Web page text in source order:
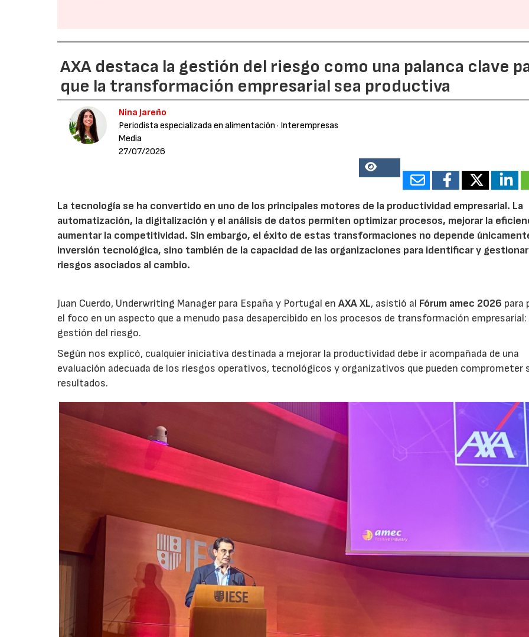
AXA destaca la gestión del riesgo como una palanca clave
que la transformación empresarial sea productiva
Nina Jareño
Periodista especializada en alimentación · Interempresas
Media
27/07/2026
14081
La tecnología se ha convertido en uno de los principales motores de la productividad empresarial. La
automatización, la digitalización y el análisis de datos permiten optimizar procesos, mejorar la
aumentar la competitividad. Sin embargo, el éxito de estas transformaciones no depende
inversión tecnológica, sino también de la capacidad de las organizaciones para identificar y
riesgos asociados al cambio.
Juan Cuerdo, Underwriting Manager para España y Portugal enAXA XL, asistió al Fórum amec 2026 para
el foco en un aspecto que a menudo pasa desapercibido en los procesos de transformación empresarial:
gestión del riesgo.
Según nos explicó, cualquier iniciativa destinada a mejorar la productividad debe ir acompañada de una
evaluación adecuada de los riesgos operativos, tecnológicos y organizativos que pueden comprometer
resultados.